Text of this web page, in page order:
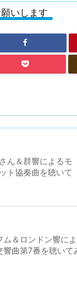
いします
ん＆群響によるモ
ト協奏曲を聴いて
ム＆ロンドン響に
響曲第7番を聴いて